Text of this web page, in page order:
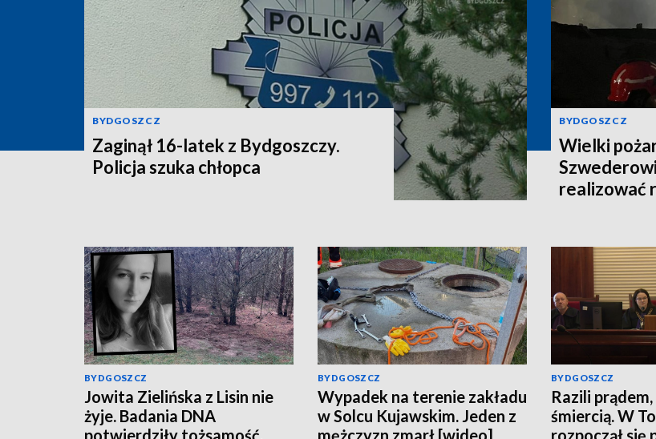
BYDGOSZCZ
Zaginął 16-latek z Bydgoszczy.
Policja szuka chłopca
BYDGOSZCZ
Wielki
realizować
BYDGOSZCZ
Jowita Zielińska z Lisin nie
żyje. Badania DNA
potwierdziły tożsamość.
BYDGOSZCZ
Wypadek na terenie zakładu
w Solcu Kujawskim. Jeden z
mężczyzn zmarł [wideo]
BYDGOSZCZ
Razili
śmiercią. W
rozpoczął się